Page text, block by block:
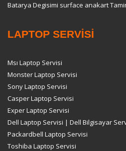
Batarya Degisimi surface anakart
LAPTOP SERVİSİ
Msı Laptop Servisi
Monster Laptop Servisi
Sony Laptop Servisi
Casper Laptop Servisi
Exper Laptop Servisi
Dell Laptop Servisi | Dell Bilgisayar
Packardbell Laptop Servisi
Toshiba Laptop Servisi